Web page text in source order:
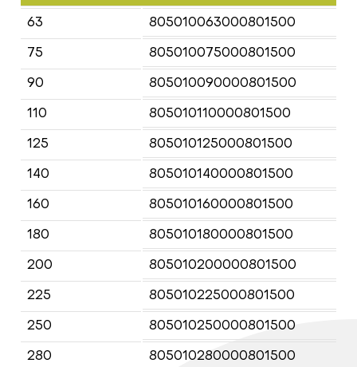
63
805010063000801500
75
805010075000801500
90
805010090000801500
110
805010110000801500
125
805010125000801500
140
805010140000801500
160
805010160000801500
180
805010180000801500
200
805010200000801500
225
805010225000801500
250
805010250000801500
280
805010280000801500